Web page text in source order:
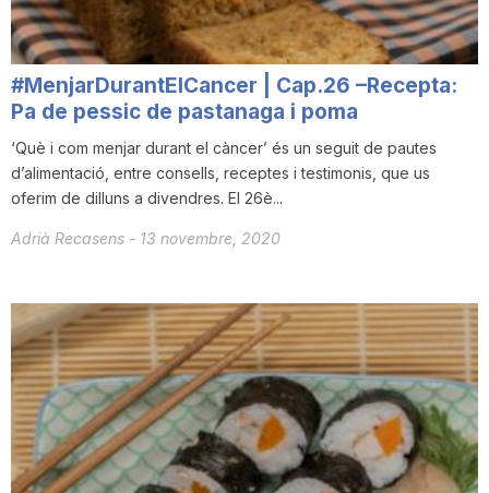
#MenjarDurantElCancer | Cap.26 –Recepta:
Pa de pessic de pastanaga i poma
‘Què i com menjar durant el càncer’ és un seguit de pautes
d’alimentació, entre consells, receptes i testimonis, que us
oferim de dilluns a divendres. El 26è...
Adrià Recasens - 13 novembre, 2020